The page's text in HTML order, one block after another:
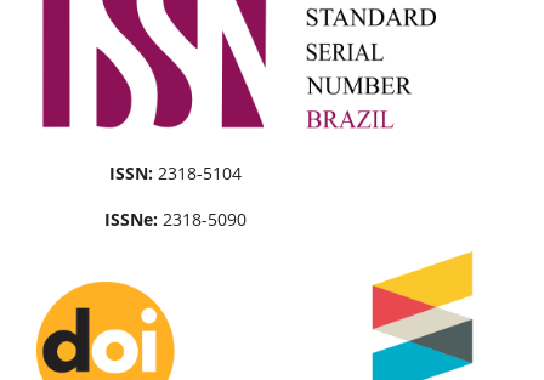
ISSN: 2318-5104
ISSNe: 2318-5090